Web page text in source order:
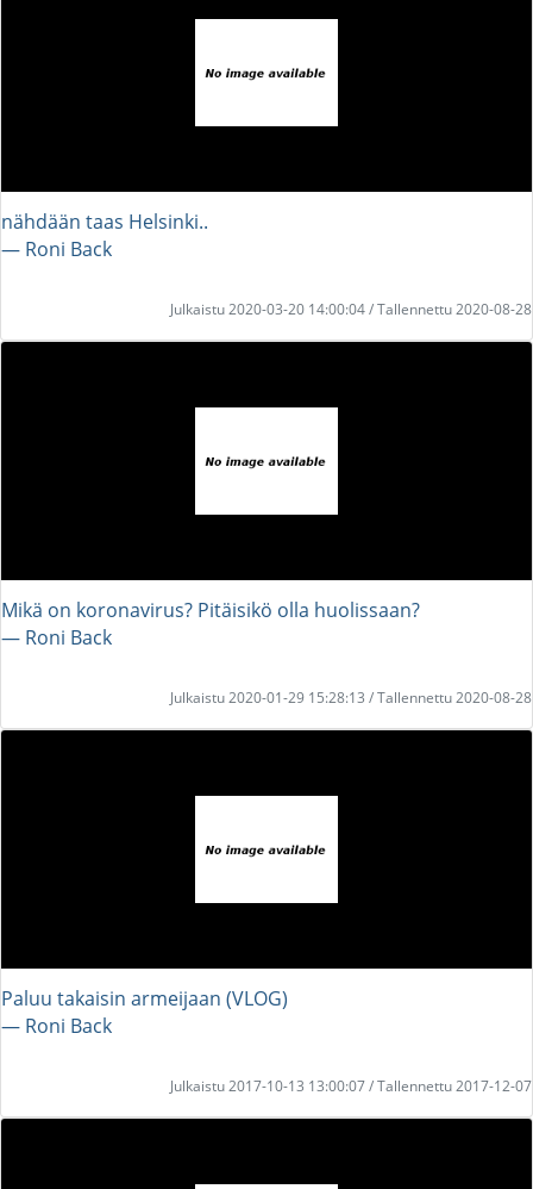
nähdään taas Helsinki..
― Roni Back
Julkaistu 2020-03-20 14:00:04 / Tallennettu 2020-08-28
Mikä on koronavirus? Pitäisikö olla huolissaan?
― Roni Back
Julkaistu 2020-01-29 15:28:13 / Tallennettu 2020-08-28
Paluu takaisin armeijaan (VLOG)
― Roni Back
Julkaistu 2017-10-13 13:00:07 / Tallennettu 2017-12-07